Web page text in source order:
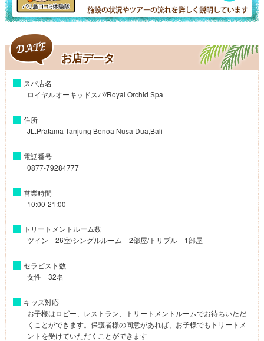
お店データ
スパ店名
ロイヤルオーキッドスパ/Royal Orchid Spa
住所
JL.Pratama Tanjung Benoa Nusa Dua,Bali
電話番号
0877-79284777
営業時間
10:00-21:00
トリートメントルーム数
ツイン 26室/シングルルーム 2部屋/トリプル 1部屋
セラピスト数
女性 32名
キッズ対応
お子様はロビー、レストラン、トリートメントルームでお待ちいただ
くことができます。保護者様の同意があれば、お子様でもトリートメ
ントを受けていただくことができます